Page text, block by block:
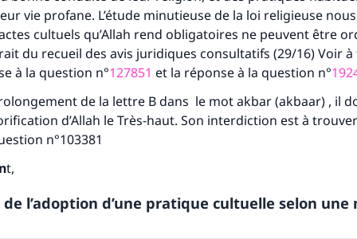
vie profane. L’étude minutieuse de la loi religieuse
cultuels qu’Allah rend obligatoires ne peuvent être
du recueil des avis juridiques consultatifs (29/16) Voir
à la question n°127851 et la réponse à la question n°
de la lettre B dans le motakbar (akbaar) , il
d’Allah le Très-haut. Son interdiction est à
n°103381
t,
l’adoption d’une pratique cultuelle selon une
une différence dans la vie de
personnes grâce à votre contribution
Le Messager d'Allah (Paix sur lui) a dit: